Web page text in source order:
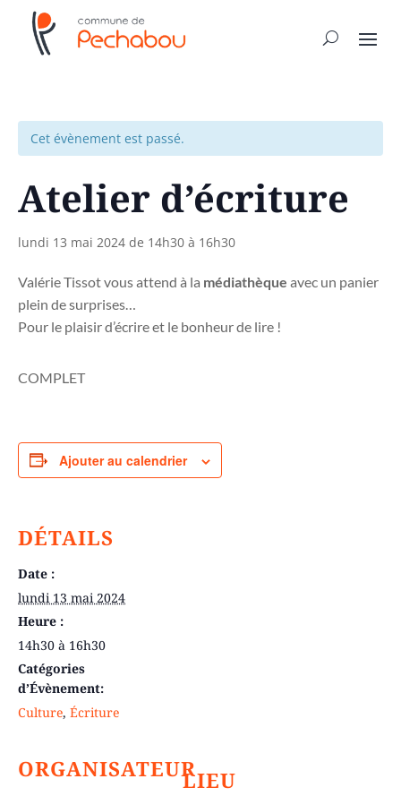
Cet évènement est passé.
Atelier d’écriture
lundi 13 mai 2024 de 14h30 à 16h30
Valérie Tissot vous attend à la médiathèque avec un panier
plein de surprises…
Pour le plaisir d’écrire et le bonheur de lire !
COMPLET
Ajouter au calendrier
DÉTAILS
Date :
lundi 13 mai 2024
Heure :
14h30 à 16h30
Catégories
d’Évènement:
Culture, Écriture
ORGANISATEURLIEU